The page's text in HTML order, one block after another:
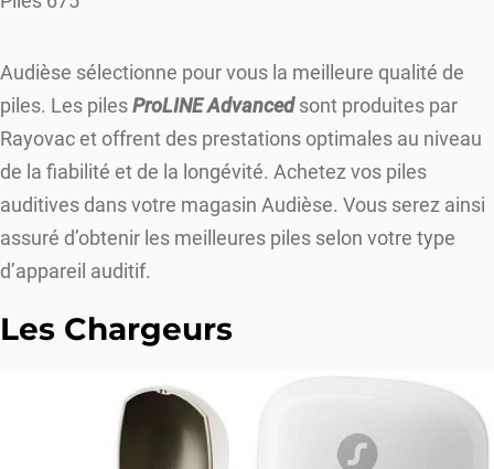
Audièse sélectionne pour vous la meilleure qualité de
piles. Les piles ProLINE Advancedsont produites par
Rayovac et offrent des prestations optimales au niveau
de la fiabilité et de la longévité. Achetez vos piles
auditives dans votre magasin Audièse. Vous serez ainsi
assuré d’obtenir les meilleures piles selon votre type
d’appareil auditif.
Les Chargeurs